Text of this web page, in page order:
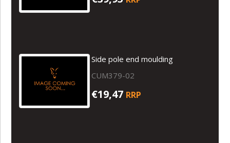
Side pole end moulding
CUM379-02
€19,47 RRP